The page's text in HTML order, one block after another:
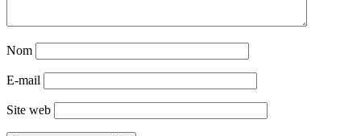
Nom
E-mail
Site web